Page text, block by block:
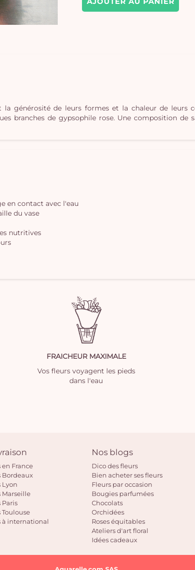
générosité de leurs formes et la chaleur de leurs
branches de gypsophile rose. Une composition de
en contact avec l'eau
du vase
nutritives
FRAICHEUR MAXIMALE
Vos fleurs voyagent les pieds
dans l'eau
en France
Bordeaux
Lyon
Marseille
Paris
Toulouse
à international
Nos blogs
Dico des fleurs
Bien acheter ses fleurs
Fleurs par occasion
Bougies parfumées
Chocolats
Orchidées
Roses équitables
Ateliers d'art floral
Idées cadeaux